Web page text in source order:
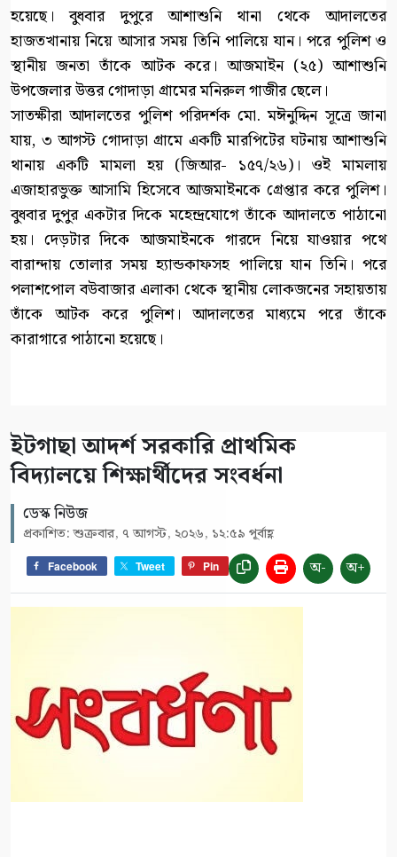
হয়েছে। বুধবার দুপুরে আশাশুনি থানা থেকে আদালতের
হাজতখানায় নিয়ে আসার সময় তিনি পালিয়ে যান। পরে পুলিশ ও
স্থানীয় জনতা তাঁকে আটক করে। আজমাইন (২৫) আশাশুনি
উপজেলার উত্তর গোদাড়া গ্রামের মনিরুল গাজীর ছেলে।
সাতক্ষীরা আদালতের পুলিশ পরিদর্শক মো. মঈনুদ্দিন সূত্রে জানা
যায়, ৩ আগস্ট গোদাড়া গ্রামে একটি মারপিটের ঘটনায় আশাশুনি
থানায় একটি মামলা হয় (জিআর- ১৫৭/২৬)। ওই মামলায়
এজাহারভুক্ত আসামি হিসেবে আজমাইনকে গ্রেপ্তার করে পুলিশ।
বুধবার দুপুর একটার দিকে মহেন্দ্রযোগে তাঁকে আদালতে পাঠানো
হয়। দেড়টার দিকে আজমাইনকে গারদে নিয়ে যাওয়ার পথে
বারান্দায় তোলার সময় হ্যান্ডকাফসহ পালিয়ে যান তিনি। পরে
পলাশপোল বউবাজার এলাকা থেকে স্থানীয় লোকজনের সহায়তায়
তাঁকে আটক করে পুলিশ। আদালতের মাধ্যমে পরে তাঁকে
কারাগারে পাঠানো হয়েছে।
ইটগাছা আদর্শ সরকারি প্রাথমিক
বিদ্যালয়ে শিক্ষার্থীদের সংবর্ধনা
ডেস্ক নিউজ
প্রকাশিত: শুক্রবার, ৭ আগস্ট, ২০২৬, ১২:৫৯ পূর্বাহ্ণ
Facebook Tweet Pin অ- অ+